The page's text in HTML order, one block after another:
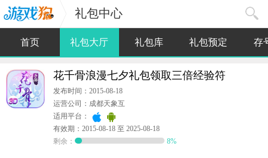
礼包中心
首页 礼包大厅 礼包库 礼包预定 存
花千骨浪漫七夕礼包领取三倍经验符
发布时间：2015-08-18
运营公司：成都天象互
适用平台：
有效期：2015-08-18 至 2025-08-18
剩余：
8%